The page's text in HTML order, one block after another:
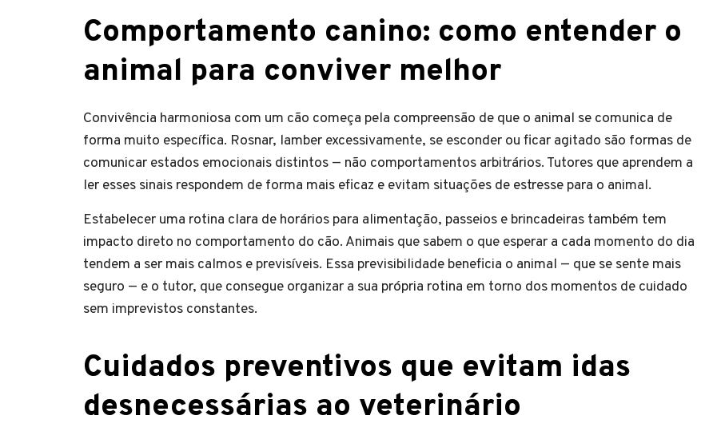
Comportamento canino: como entender o
animal para conviver melhor
Convivência harmoniosa com um cão começa pela compreensão de que o animal se comunica de
forma muito específica. Rosnar, lamber excessivamente, se esconder ou ficar agitado são formas de
comunicar estados emocionais distintos — não comportamentos arbitrários. Tutores que aprendem a
ler esses sinais respondem de forma mais eficaz e evitam situações de estresse para o animal.
Estabelecer uma rotina clara de horários para alimentação, passeios e brincadeiras também tem
impacto direto no comportamento do cão. Animais que sabem o que esperar a cada momento do dia
tendem a ser mais calmos e previsíveis. Essa previsibilidade beneficia o animal — que se sente mais
seguro — e o tutor, que consegue organizar a sua própria rotina em torno dos momentos de cuidado
sem imprevistos constantes.
Cuidados preventivos que evitam idas
desnecessárias ao veterinário